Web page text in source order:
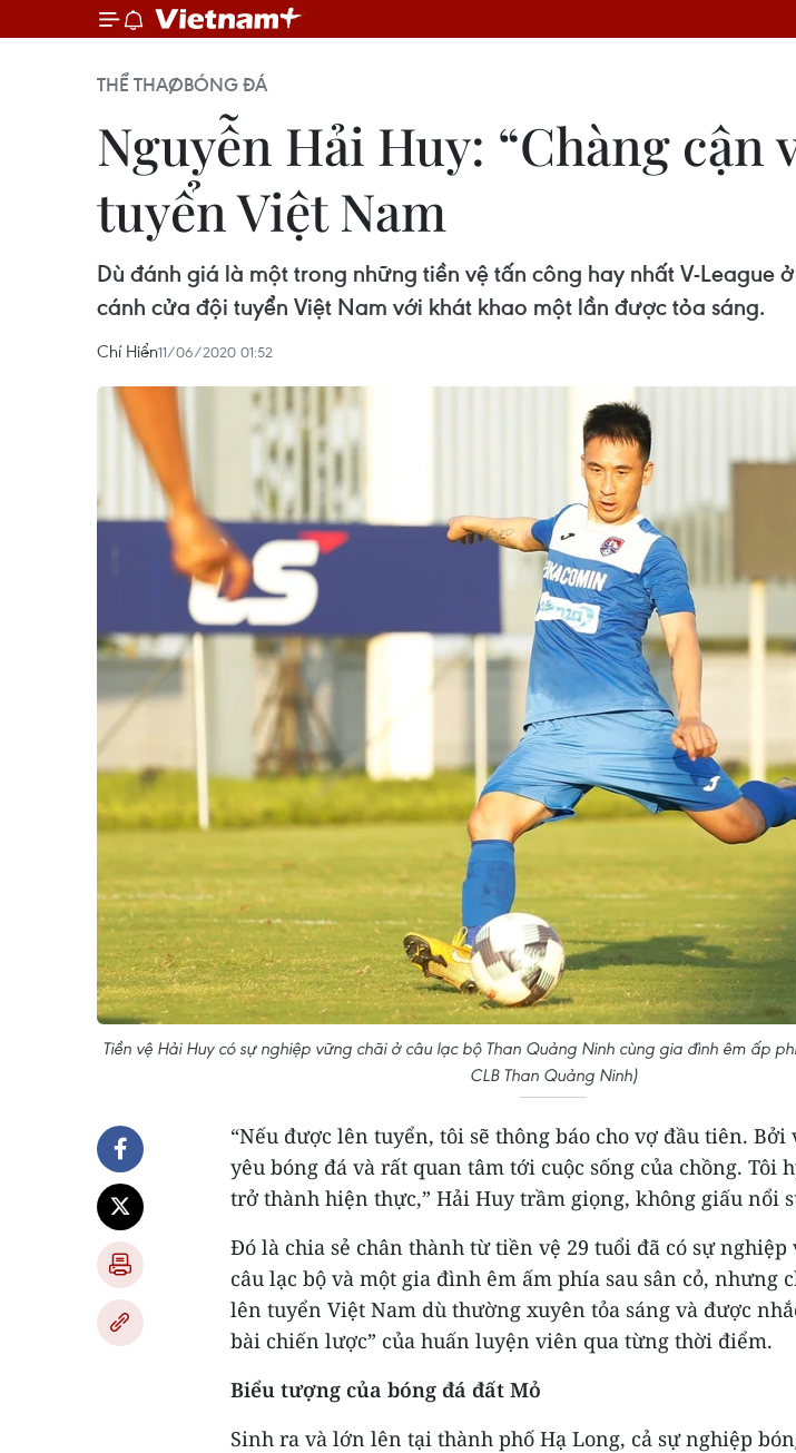
THỂ THAOBÓNG ĐÁ
Nguyễn Hải Huy: “Chàng cận
tuyển Việt Nam
Dù đánh giá là một trong những tiền vệ tấn công hay nhất V-League
cánh cửa đội tuyển Việt Nam với khát khao một lần được tỏa sáng.
Chí Hiển11/06/2020 01:52
Tiền vệ Hải Huy có sự nghiệp vững chãi ở câu lạc bộ Than Quảng Ninh cùng gia đình êm ấp
CLB Than Quảng Ninh)
“Nếu được lên tuyển, tôi sẽ thông báo cho vợ đầu tiên.
yêu bóng đá và rất quan tâm tới cuộc sống của chồng. Tôi
trở thành hiện thực,” Hải Huy trầm giọng, không giấu nổi
Đó là chia sẻ chân thành từ tiền vệ 29 tuổi đã có sự
câu lạc bộ và một gia đình êm ấm phía sau sân cỏ, nhưng
lên tuyển Việt Nam dù thường xuyên tỏa sáng và được
bài chiến lược” của huấn luyện viên qua từng thời điểm.
Biểu tượng của bóng đá đất Mỏ
Sinh ra và lớn lên tại thành phố Hạ Long, cả sự nghiệp